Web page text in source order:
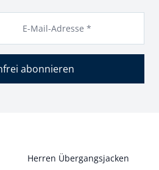
E-Mail-Adresse *
abonnieren
Herren Übergangsjacken